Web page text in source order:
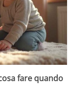
fare quando